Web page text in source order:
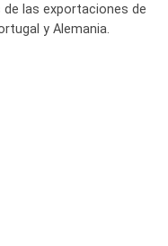
las exportaciones de
y Alemania.